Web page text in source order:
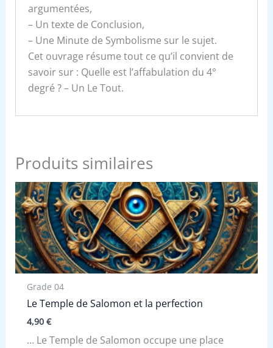
argumentées,
– Un texte de Conclusion,
– Une Minute de Symbolisme sur le sujet.
Cet ouvrage résume tout ce qu’il convient de
savoir sur : Quelle est l’affabulation du 4°
degré ? – Un Le Tout.
Produits similaires
Grade 04
Le Temple de Salomon et la perfection
4,90 €
… Le Temple de Salomon occupe une place